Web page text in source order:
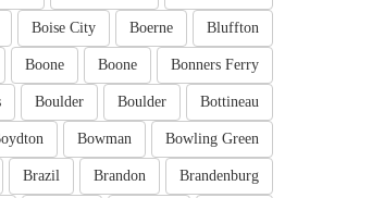
Bluffton
Boerne
Boise City
Bonners Ferry
Boone
Boone
Bottineau
Boulder
Boulder
Bowling Green
Bowman
Brandenburg
Brandon
Brazil